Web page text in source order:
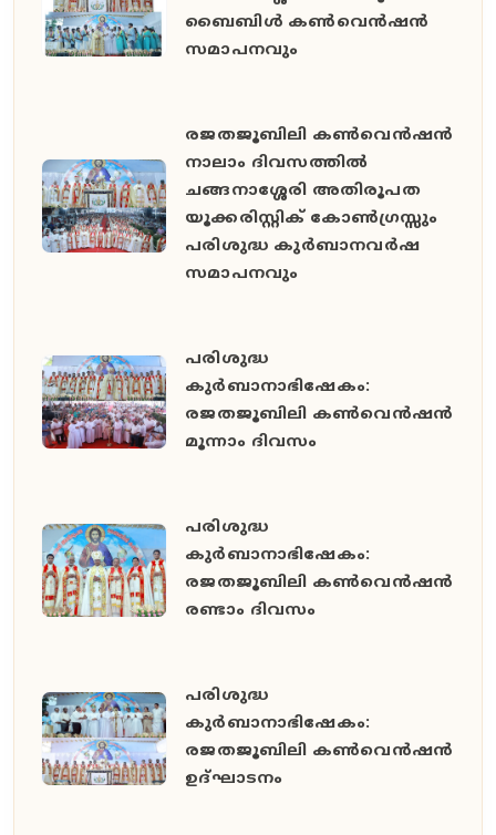
ബൈബിൾ കൺവെൻഷൻ
സമാപനവും
രജതജൂബിലി കൺവെൻഷൻ
നാലാം ദിവസത്തിൽ
ചങ്ങനാശ്ശേരി അതിരൂപത
യൂക്കരിസ്റ്റിക് കോൺഗ്രസ്സും
പരിശുദ്ധ കുർബാനവർഷ
സമാപനവും
പരിശുദ്ധ
കുർബാനാഭിഷേകം:
രജതജൂബിലി കൺവെൻഷൻ
മൂന്നാം ദിവസം
പരിശുദ്ധ
കുർബാനാഭിഷേകം:
രജതജൂബിലി കൺവെൻഷൻ
രണ്ടാം ദിവസം
പരിശുദ്ധ
കുർബാനാഭിഷേകം:
രജതജൂബിലി കൺവെൻഷൻ
ഉദ്ഘാടനം